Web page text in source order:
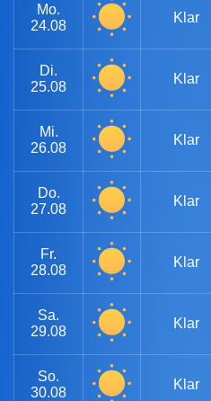
Mo.
24.08
Klar
Di.
25.08
Klar
Mi.
26.08
Klar
Do.
27.08
Klar
Fr.
28.08
Klar
Sa.
29.08
Klar
So.
30.08
Klar